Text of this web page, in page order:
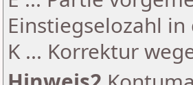
Einstiegselozahl
K ... Korrektur